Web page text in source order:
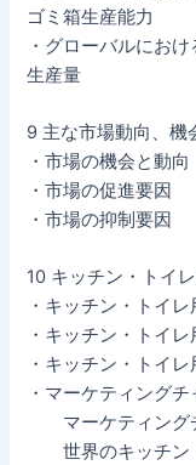
ゴミ箱生産能力
・グローバルにお
生産量
9 主な市場動向、機
・市場の機会と動向
・市場の促進要因
・市場の抑制要因
10 キッチン・トイ
・キッチン・トイ
・キッチン・トイ
・キッチン・トイ
・マーケティング
マーケティング
世界のキッチン